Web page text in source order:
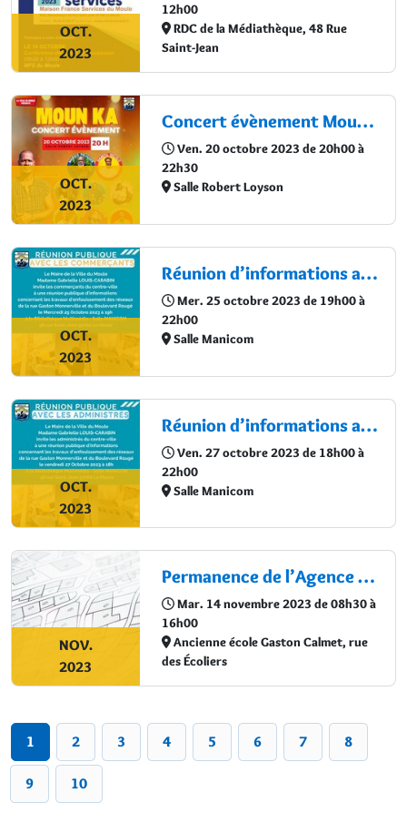
OCT.
2023
12h00
RDC de la Médiathèque, 48 Rue
Saint-Jean
OCT.
2023
Concert évènement Moun KA
Ven. 20 octobre 2023 de 20h00 à
22h30
Salle Robert Loyson
OCT.
2023
Réunion d’informations avec les commerçants du centre-ville - Enfouissement des réseaux de la rue Gaston Monnerville et du Boulevard Rougé
Mer. 25 octobre 2023 de 19h00 à
22h00
Salle Manicom
OCT.
2023
Réunion d’informations avec les administrés du centre-ville - Enfouissement des réseaux de la rue Gaston Monnerville et du Boulevard Rougé
Ven. 27 octobre 2023 de 18h00 à
22h00
Salle Manicom
NOV.
2023
Permanence de l’Agence des 50 pas géométriques
Mar. 14 novembre 2023 de 08h30 à
16h00
Ancienne école Gaston Calmet, rue
des Écoliers
1 2 3 4 5 6 7 8
9 10